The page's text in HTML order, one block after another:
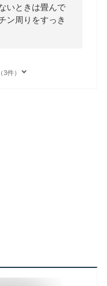
いときは畳んで
ン周りをすっき
件）